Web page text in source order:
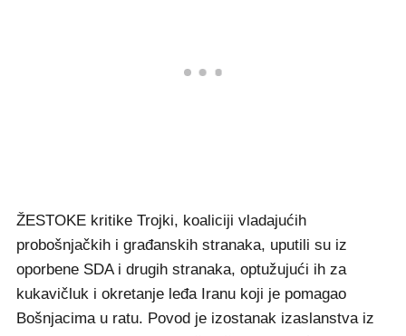
ŽESTOKE kritike Trojki, koaliciji vladajućih
probošnjačkih i građanskih stranaka, uputili su iz
oporbene SDA i drugih stranaka, optužujući ih za
kukavičluk i okretanje leđa Iranu koji je pomagao
Bošnjacima u ratu. Povod je izostanak izaslanstva iz